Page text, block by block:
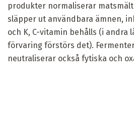
produkter normaliserar
släpper ut användbara ämnen,
och K, C-vitamin behålls (i andra
förvaring förstörs det).
neutraliserar också fytiska och